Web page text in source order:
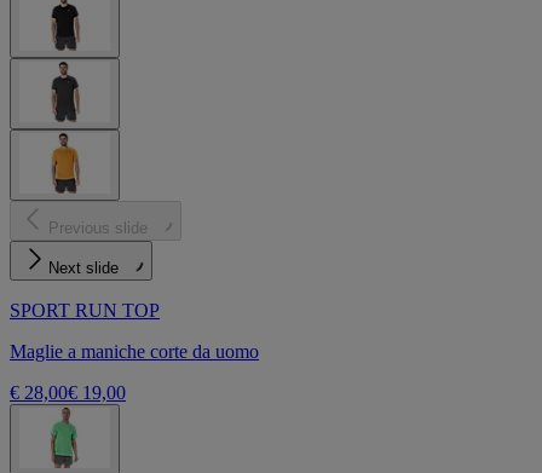
Previous slide
Next slide
SPORT RUN TOP
Maglie a maniche corte da uomo
€ 28,00€ 19,00